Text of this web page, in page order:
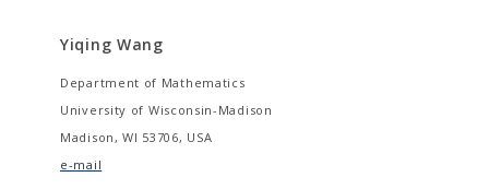
Yiqing Wang
Department of Mathematics
University of Wisconsin-Madison
Madison, WI 53706, USA
e-mail